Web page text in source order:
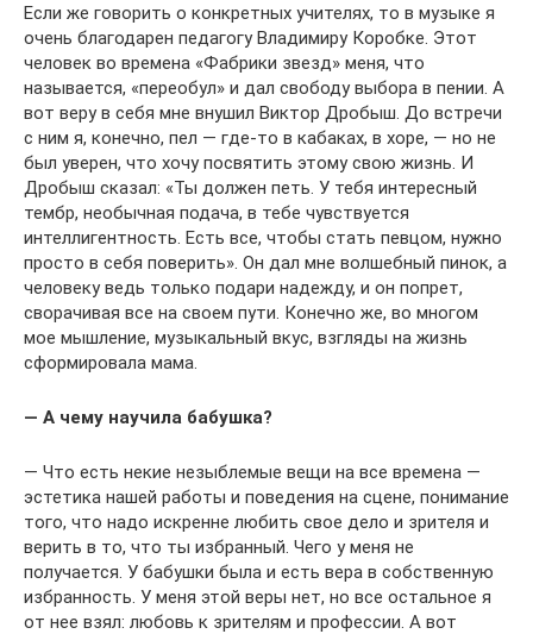
Если же говорить о конкретных учителях, то в музыке я
очень благодарен педагогу Владимиру Коробке. Этот
человек во времена «Фабрики звезд» меня, что
называется, «переобул» и дал свободу выбора в пении. А
вот веру в себя мне внушил Виктор Дробыш. До встречи
с ним я, конечно, пел — где-то в кабаках, в хоре, — но не
был уверен, что хочу посвятить этому свою жизнь. И
Дробыш сказал: «Ты должен петь. У тебя интересный
тембр, необычная подача, в тебе чувствуется
интеллигентность. Есть все, чтобы стать певцом, нужно
просто в себя поверить». Он дал мне волшебный пинок, а
человеку ведь только подари надежду, и он попрет,
сворачивая все на своем пути. Конечно же, во многом
мое мышление, музыкальный вкус, взгляды на жизнь
сформировала мама.
— А чему научила бабушка?
— Что есть некие незыблемые вещи на все времена —
эстетика нашей работы и поведения на сцене, понимание
того, что надо искренне любить свое дело и зрителя и
верить в то, что ты избранный. Чего у меня не
получается. У бабушки была и есть вера в собственную
избранность. У меня этой веры нет, но все остальное я
от нее взял: любовь к зрителям и профессии. А вот